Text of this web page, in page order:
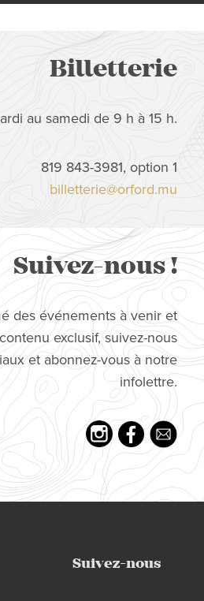
Billetterie
au samedi de 9 h à 15 h.
819 843-3981, option 1
billetterie@orford.mu
Suivez-nous !
des événements à venir et
exclusif, suivez-nous
et abonnez-vous à notre
infolettre.
Suivez-nous